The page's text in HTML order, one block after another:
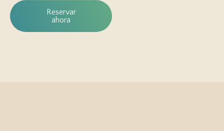
Reservar
ahora